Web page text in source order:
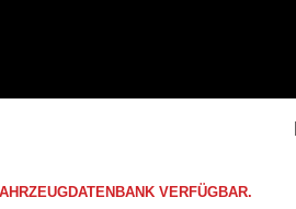
VERFÜGBAR.